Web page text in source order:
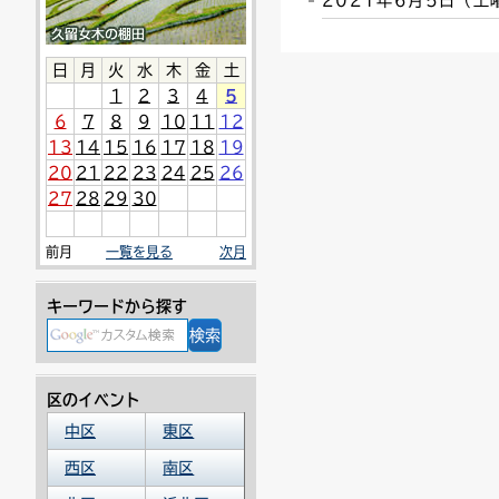
連絡ごみ
ユニバーサルデザイン
日 月 火 水 木 金
土
1
2 3 4
5
6
7 8 9 10 11
12
13 14 15 16 17 18 19
20 21 22 23 24 25 26
27 28 29 30
前月 一覧を見る 次月
キーワードから探す
区のイベント
中区
東区
西区 南区